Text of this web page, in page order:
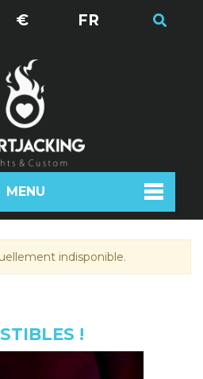
€ FR
MENU
indisponible.
!